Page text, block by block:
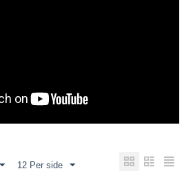
12 Per side